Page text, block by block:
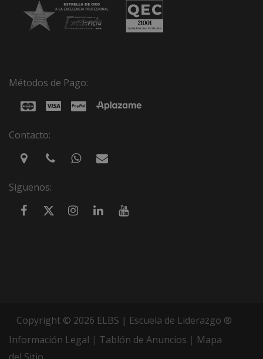
Métodos de Pago:
Contacto:
Síguenos:
Copyright © 2026 ELBS | Escuela de Liderazgo ®
Información Legal | Tablón de Anuncios | Mapa